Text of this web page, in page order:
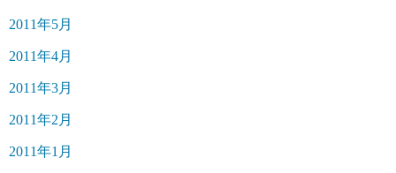
2011年5月
2011年4月
2011年3月
2011年2月
2011年1月